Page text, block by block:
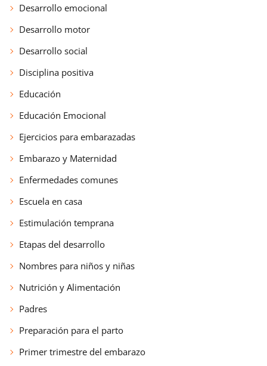
Desarrollo emocional
Desarrollo motor
Desarrollo social
Disciplina positiva
Educación
Educación Emocional
Ejercicios para embarazadas
Embarazo y Maternidad
Enfermedades comunes
Escuela en casa
Estimulación temprana
Etapas del desarrollo
Nombres para niños y niñas
Nutrición y Alimentación
Padres
Preparación para el parto
Primer trimestre del embarazo